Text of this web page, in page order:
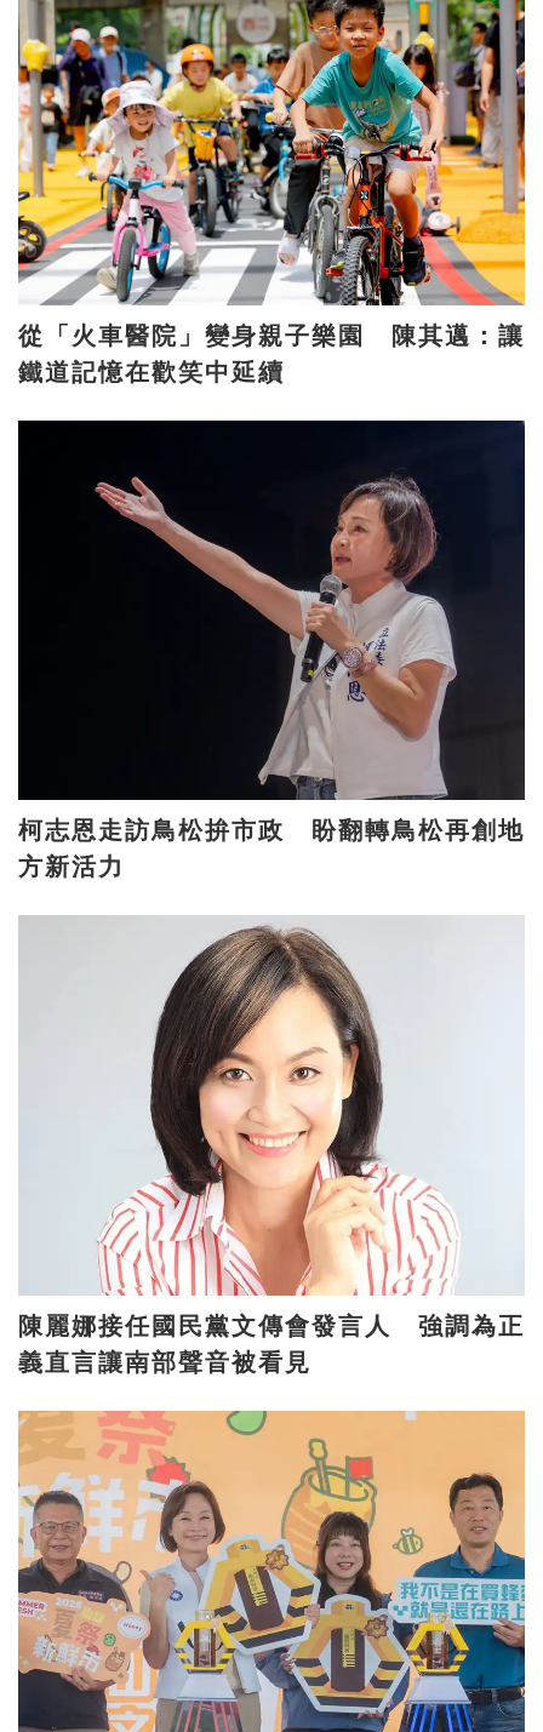
從「火車醫院」變身親子樂園 陳其邁：讓
鐵道記憶在歡笑中延續
柯志恩走訪鳥松拚市政 盼翻轉鳥松再創地
方新活力
陳麗娜接任國民黨文傳會發言人 強調為正
義直言讓南部聲音被看見